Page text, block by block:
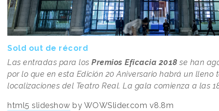
Sold out de récord
Las entradas para los Premios Eficacia 2018 se han
por lo que en esta Edición 20 Aniversario habrá un lleno
localizaciones del Teatro Real. La gala comienza a las
html5 slideshow by WOWSlider.com v8.8m